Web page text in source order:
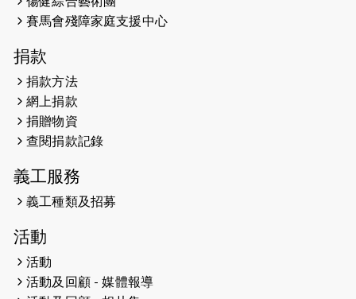
開始）
2026-04-30
2026-04-25
2026-04-24
2026-04-23
2026-04-19
2026-04-16
猛龍長跑隊恆常練習 - 4月16日
賽馬會殘障家庭支援中心
捐款
捐款方法
網上捐款
捐贈物資
查閱捐款記錄
義工服務
義工種類及招募
活動
活動
活動及回顧 - 媒體報導